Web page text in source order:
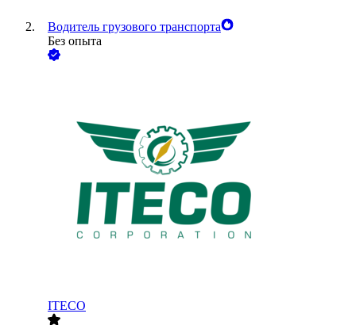
Водитель грузового транспорта
Без опыта
ITECO